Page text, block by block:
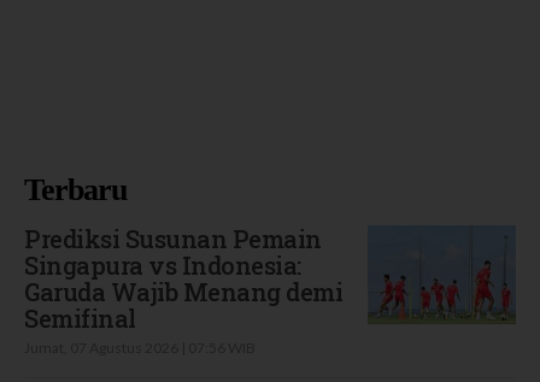
Terbaru
Prediksi Susunan Pemain
Singapura vs Indonesia:
Garuda Wajib Menang demi
Semifinal